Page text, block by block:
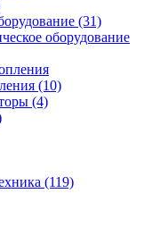
(31)
оборудование
(10)
(4)
(119)